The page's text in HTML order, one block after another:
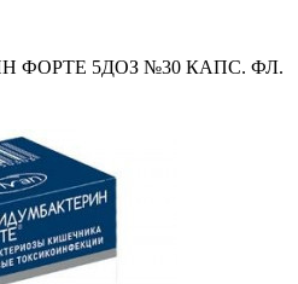
ФОРТЕ 5ДОЗ №30 КАПС. ФЛ.